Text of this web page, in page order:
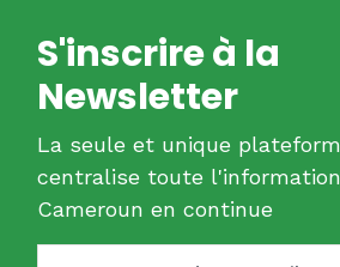
S'inscrire à la
Newsletter
La seule et unique
centralise toute
Cameroun en continue